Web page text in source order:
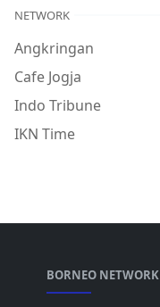
NETWORK
Angkringan
Cafe Jogja
Indo Tribune
IKN Time
BORNEO NETWORK